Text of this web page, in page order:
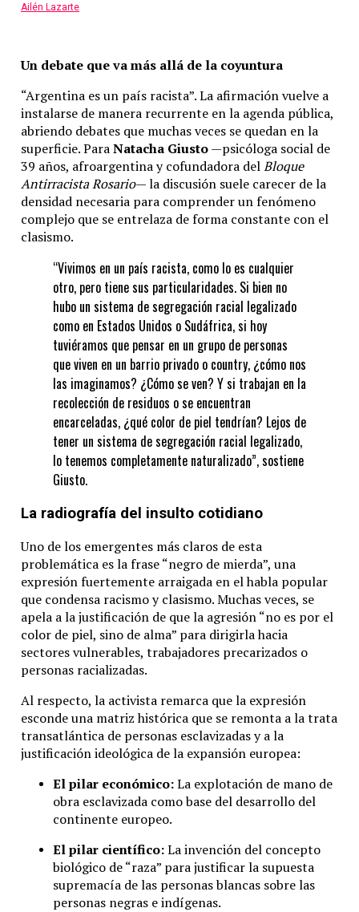
Ailén Lazarte
Un debate que va más allá de la coyuntura
“Argentina es un país racista”. La afirmación vuelve a
instalarse de manera recurrente en la agenda pública,
abriendo debates que muchas veces se quedan en la
superficie. ParaNatacha Giusto—psicóloga social de
39 años, afroargentina y cofundadora delBloque
Antirracista Rosario— la discusión suele carecer de la
densidad necesaria para comprender un fenómeno
complejo que se entrelaza de forma constante con el
clasismo.
“Vivimos en un país racista, como lo es cualquier
otro, pero tiene sus particularidades. Si bien no
hubo un sistema de segregación racial legalizado
como en Estados Unidos o Sudáfrica, si hoy
tuviéramos que pensar en un grupo de personas
que viven en un barrio privado o country, ¿cómo nos
las imaginamos? ¿Cómo se ven? Y si trabajan en la
recolección de residuos o se encuentran
encarceladas, ¿qué color de piel tendrían? Lejos de
tener un sistema de segregación racial legalizado,
lo tenemos completamente naturalizado”, sostiene
Giusto.
La radiografía del insulto cotidiano
Uno de los emergentes más claros de esta
problemática es la frase “negro de mierda”, una
expresión fuertemente arraigada en el habla popular
que condensa racismo y clasismo. Muchas veces, se
apela a la justificación de que la agresión “no es por el
color de piel, sino de alma” para dirigirla hacia
sectores vulnerables, trabajadores precarizados o
personas racializadas.
Al respecto, la activista remarca que la expresión
esconde una matriz histórica que se remonta a la trata
transatlántica de personas esclavizadas y a la
justificación ideológica de la expansión europea:
El pilar económico:La explotación de mano de
obra esclavizada como base del desarrollo del
continente europeo.
El pilar científico:La invención del concepto
biológico de “raza” para justificar la supuesta
supremacía de las personas blancas sobre las
personas negras e indígenas.